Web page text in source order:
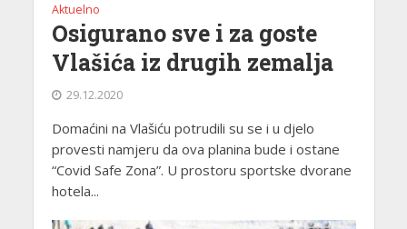
Aktuelno
Osigurano sve i za goste
Vlašića iz drugih zemalja
29.12.2020
Domaćini na Vlašiću potrudili su se i u djelo
provesti namjeru da ova planina bude i ostane
“Covid Safe Zona”. U prostoru sportske dvorane
hotela...